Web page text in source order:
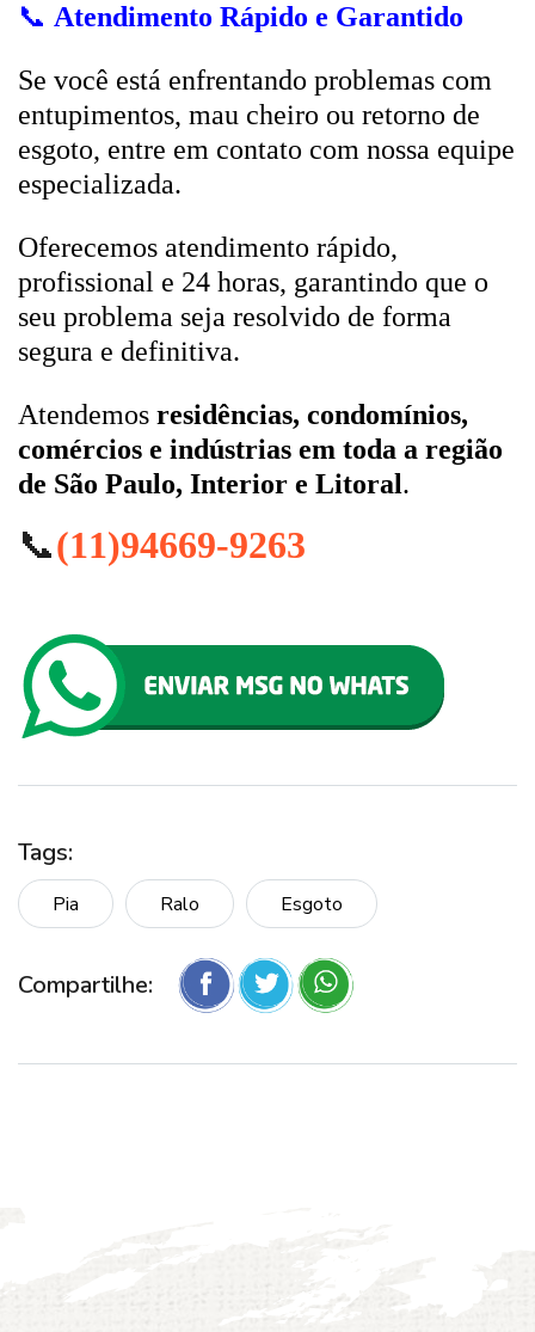
📞 Atendimento Rápido e Garantido
Se você está enfrentando problemas com
entupimentos, mau cheiro ou retorno de
esgoto, entre em contato com nossa equipe
especializada.
Oferecemos atendimento rápido,
profissional e 24 horas, garantindo que o
seu problema seja resolvido de forma
segura e definitiva.
Atendemos residências, condomínios,
comércios e indústrias em toda a região
de São Paulo, Interior e Litoral.
📞(11)94669-9263
Tags:
Pia Ralo Esgoto
Compartilhe: